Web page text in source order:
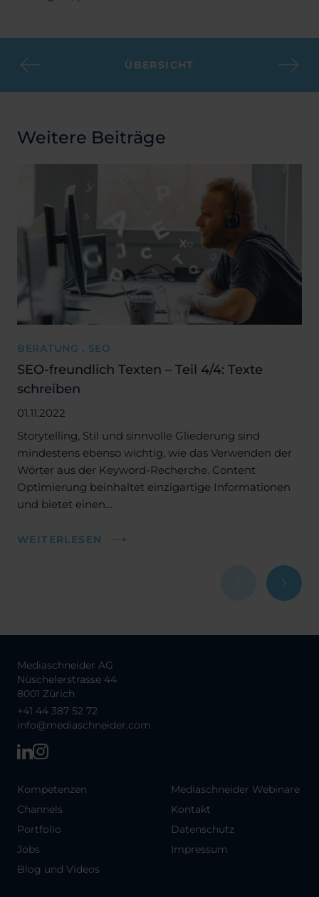
ÜBERSICHT
Weitere Beiträge
BERATUNG , SEO
SEO-freundlich Texten – Teil 4/4: Texte
schreiben
01.11.2022
Storytelling, Stil und sinnvolle Gliederung sind
mindestens ebenso wichtig, wie das Verwenden der
Wörter aus der Keyword-Recherche. Content
Optimierung beinhaltet einzigartige Informationen
und bietet einen…
WEITERLESEN
Mediaschneider AG
Nüschelerstrasse 44
8001 Zürich
+41 44 387 52 72
info@mediaschneider.com
Kompetenzen
Channels
Portfolio
Jobs
Blog und Videos
Mediaschneider Webinare
Kontakt
Datenschutz
Impressum